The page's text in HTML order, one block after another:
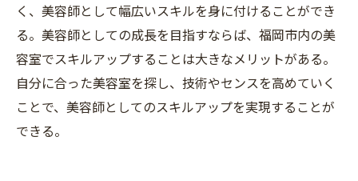
く、美容師として幅広いスキルを身に付けることができ
る。美容師としての成長を目指すならば、福岡市内の美
容室でスキルアップすることは大きなメリットがある。
自分に合った美容室を探し、技術やセンスを高めていく
ことで、美容師としてのスキルアップを実現することが
できる。